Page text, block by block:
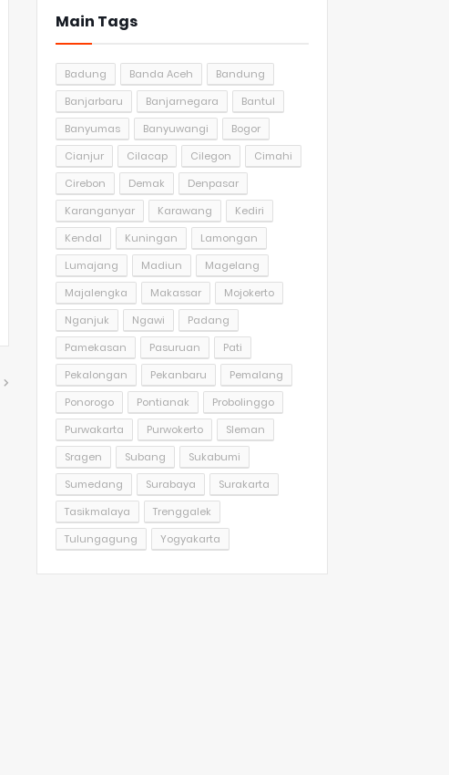
Main Tags
Badung Banda Aceh
Bandung
Banjarbaru
Banjarnegara
Bantul
Banyumas
Banyuwangi
Bogor
Cianjur
Cilacap Cilegon
Cimahi
Cirebon
Demak
Denpasar
Karanganyar
Karawang
Kediri
Kendal
Kuningan
Lamongan
Lumajang
Madiun
Magelang
Majalengka
Makassar
Mojokerto
Nganjuk
Ngawi
Padang
Pamekasan
Pasuruan
Pati
Pekalongan
Pekanbaru
Pemalang
Ponorogo
Pontianak
Probolinggo
Purwakarta
Purwokerto
Sleman
Sragen
Subang
Sukabumi
Sumedang
Surabaya
Surakarta
Tasikmalaya
Trenggalek
Tulungagung
Yogyakarta